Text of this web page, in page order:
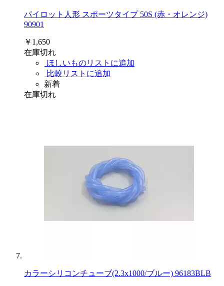
パイロット人形 スポーツタイプ 50S (赤・オレンジ)
90901
￥1,650
在庫切れ
ほしいものリストに追加
比較リストに追加
新着
在庫切れ
カラーシリコンチューブ(2.3x1000/ブルー) 96183BLB